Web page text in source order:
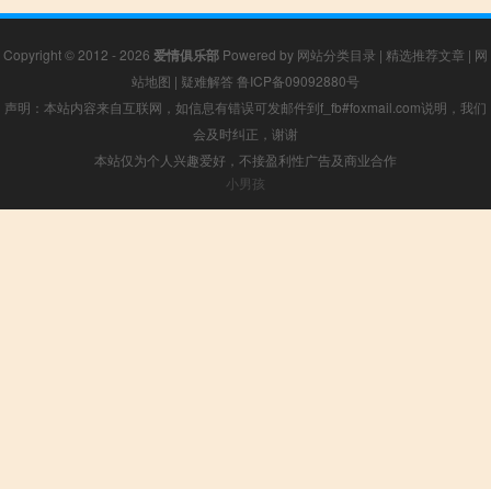
Copyright © 2012 - 2026 爱情俱乐部 Powered by 网站分类目录 | 精选推荐文章 | 网
站地图 | 疑难解答 鲁ICP备09092880号
声明：本站内容来自互联网，如信息有错误可发邮件到f_fb#foxmail.com说明，我们
会及时纠正，谢谢
本站仅为个人兴趣爱好，不接盈利性广告及商业合作
小男孩